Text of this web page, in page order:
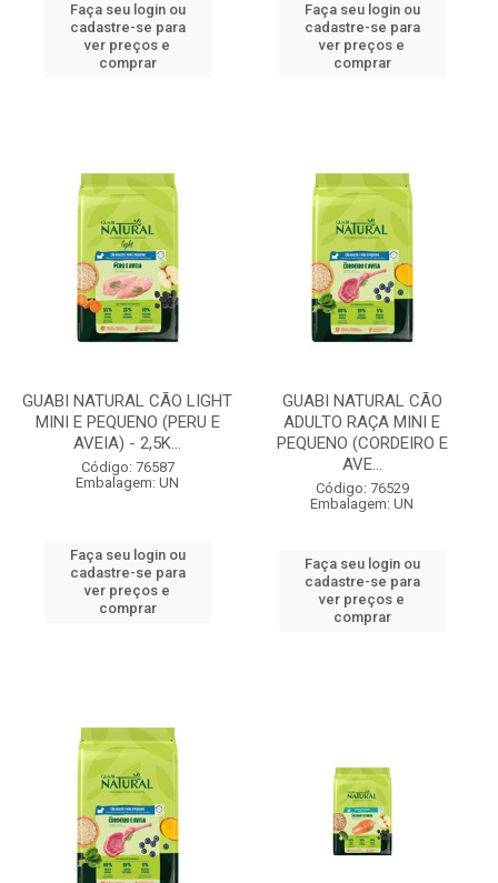
Faça seu login ou
cadastre-se para
ver preços e
comprar
Faça seu login ou
cadastre-se para
ver preços e
comprar
GUABI NATURAL CÃO LIGHT
MINI E PEQUENO (PERU E
AVEIA) - 2,5K...
Código: 76587
Embalagem: UN
Faça seu login ou
cadastre-se para
ver preços e
comprar
GUABI NATURAL CÃO
ADULTO RAÇA MINI E
PEQUENO (CORDEIRO E
AVE...
Código: 76529
Embalagem: UN
Faça seu login ou
cadastre-se para
ver preços e
comprar